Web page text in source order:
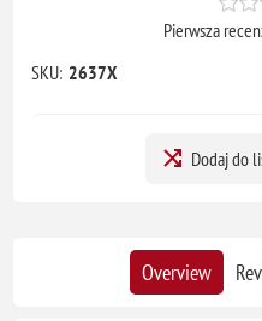
Pierwsza
SKU: 2637X
Dodaj do
Overview